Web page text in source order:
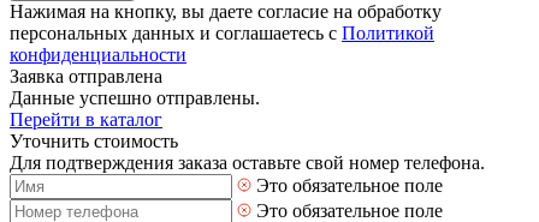
Нажимая на кнопку, вы даете согласие на обработку
персональных данных и соглашаетесь с Политикой
конфиденциальности
Заявка отправлена
Данные успешно отправлены.
Перейти в каталог
Уточнить стоимость
Для подтверждения заказа оставьте свой номер телефона.
Это обязательное поле
Это обязательное поле